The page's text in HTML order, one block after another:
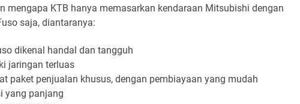
mengapa KTB hanya memasarkan kendaraan Mitsubishi dengan
saja, diantaranya:
dikenal handal dan tangguh
jaringan terluas
paket penjualan khusus, dengan pembiayaan yang mudah
yang panjang